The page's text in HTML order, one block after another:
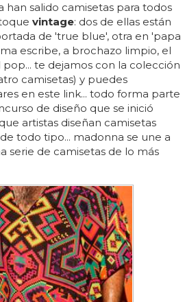
han salido camisetas para todos
vintage: dos de ellas están
de 'true blue', otra en 'papa
escribe, a brochazo limpio, el
te dejamos con la colección
camisetas) y puedes
en este link... todo forma parte
de diseño que se inició
artistas diseñan camisetas
todo tipo... madonna se une a
serie de camisetas de lo más